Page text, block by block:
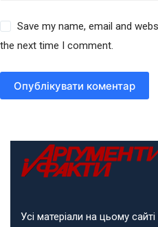
Save my name, email and
the next time I comment.
Опублікувати коментар
Усі матеріали на цьому